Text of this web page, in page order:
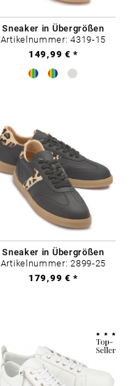
Sneaker in Übergrößen
Artikelnummer: 4319-15
149,99 € *
Sneaker in Übergrößen
Artikelnummer: 2899-25
179,99 € *